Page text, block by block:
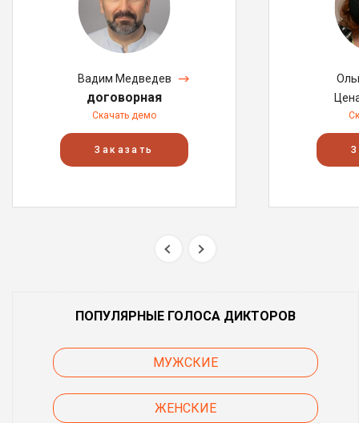
Вадим Медведев
договорная
Скачать демо
Заказать
ПОПУЛЯРНЫЕ ГОЛОСА ДИКТОРОВ
МУЖСКИЕ
ЖЕНСКИЕ